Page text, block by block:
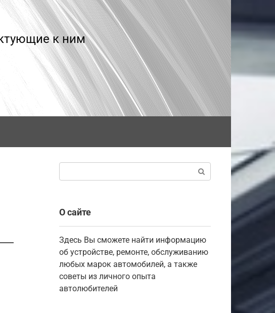
к ним
О сайте
Здесь Вы сможете найти информацию
об устройстве, ремонте, обслуживанию
любых марок автомобилей, а также
советы из личного опыта
автолюбителей